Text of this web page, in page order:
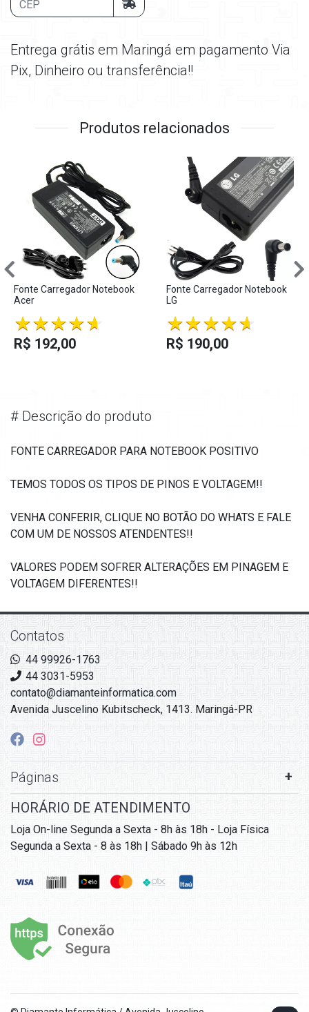
Entrega grátis em Maringá em pagamento Via
Pix, Dinheiro ou transferência!!
Produtos relacionados
Fonte Carregador Notebook
Acer
R$ 192,00
Fonte Carregador Notebook
LG
R$ 190,00
# Descrição do produto
FONTE CARREGADOR PARA NOTEBOOK POSITIVO
TEMOS TODOS OS TIPOS DE PINOS E VOLTAGEM!!
VENHA CONFERIR, CLIQUE NO BOTÃO DO WHATS E FALE
COM UM DE NOSSOS ATENDENTES!!
VALORES PODEM SOFRER ALTERAÇÕES EM PINAGEM E
VOLTAGEM DIFERENTES!!
Contatos
44 99926-1763
44 3031-5953
contato@diamanteinformatica.com
Avenida Juscelino Kubitscheck, 1413. Maringá-PR
Páginas
HORÁRIO DE ATENDIMENTO
Loja On-line Segunda a Sexta - 8h às 18h - Loja Física
Segunda a Sexta - 8 às 18h | Sábado 9h às 12h